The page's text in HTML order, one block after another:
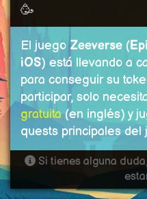
🥳
El juego Zeeverse (
iOS) está llevando a
para conseguir su
participar, solo
gratuita(en inglés) y
quests principales del
Si tienes alguna